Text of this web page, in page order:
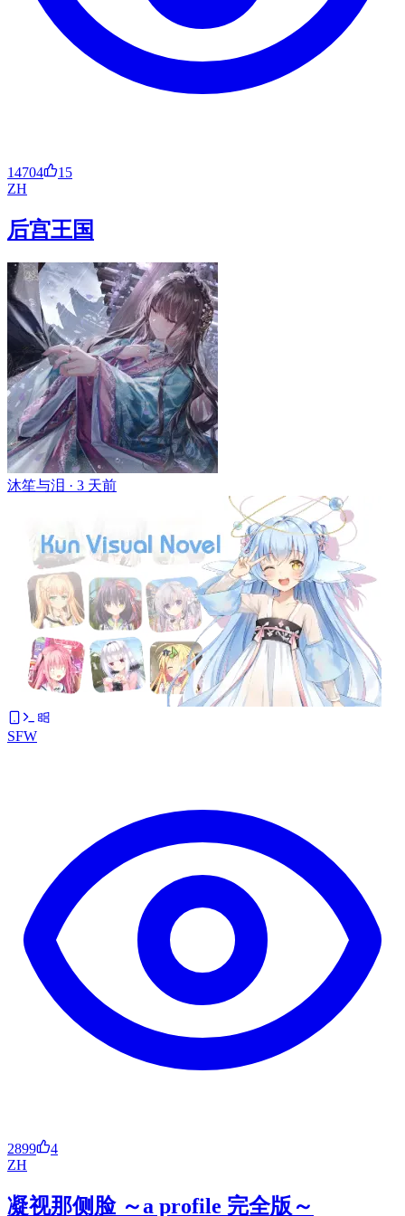
14704
15
ZH
后宫王国
沐笙与泪 · 3 天前
SFW
2899
4
ZH
凝视那侧脸 ～a profile 完全版～